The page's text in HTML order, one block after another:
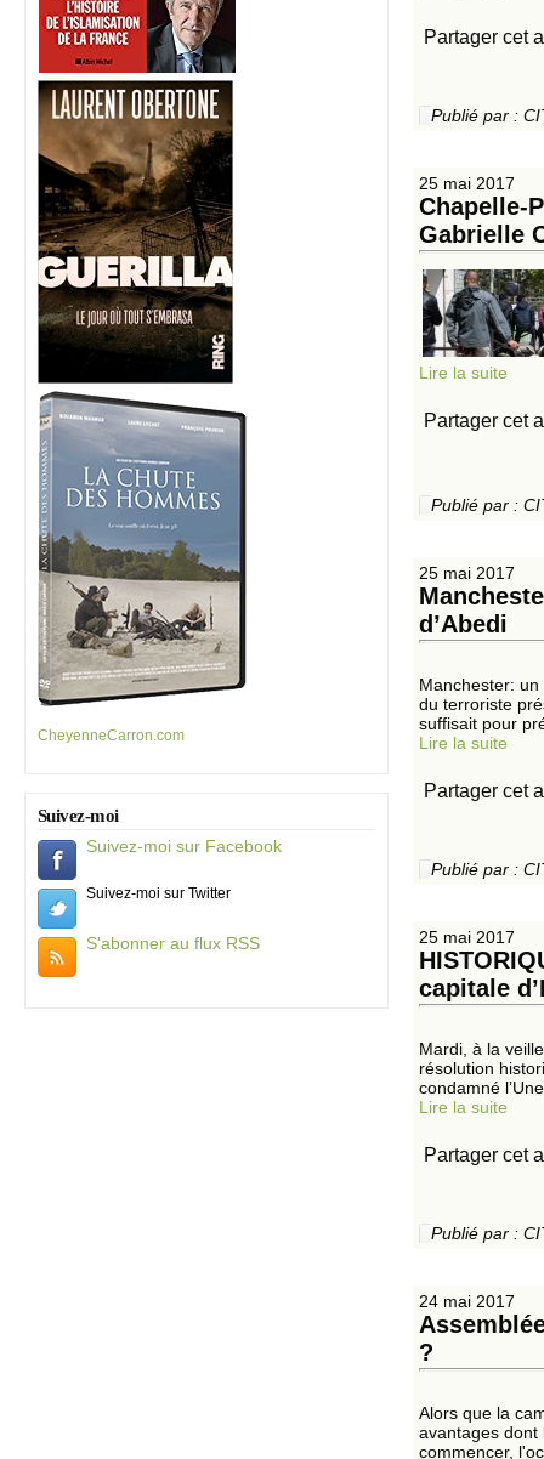
CheyenneCarron.com
Suivez-moi
Suivez-moi sur Facebook
Suivez-moi sur Twitter
S'abonner au flux RSS
Partager cet
Publié par :
25 mai 2017
Chapelle-
Gabrielle
Lire la suite
Partager cet
Publié par :
25 mai 2017
d’Abedi
Manchester: un
du terroriste
suffisait pour
Lire la suite
Partager cet
Publié par :
25 mai 2017
capitale
Mardi, à la
résolution
condamné
Lire la suite
Partager cet
Publié par :
24 mai 2017
?
Alors que la
avantages dont
commencer,